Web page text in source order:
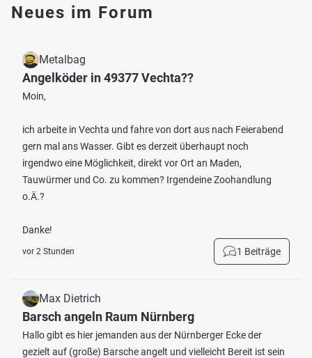
Neues im Forum
Metalbag
Angelköder in 49377 Vechta??
Moin,
ich arbeite in Vechta und fahre von dort aus nach Feierabend
gern mal ans Wasser. Gibt es derzeit überhaupt noch
irgendwo eine Möglichkeit, direkt vor Ort an Maden,
Tauwürmer und Co. zu kommen? Irgendeine Zoohandlung
o.Ä.?
Danke!
vor 2 Stunden 1 Beiträge
Max Dietrich
Barsch angeln Raum Nürnberg
Hallo gibt es hier jemanden aus der Nürnberger Ecke der
gezielt auf (große) Barsche angelt und vielleicht Bereit ist sein